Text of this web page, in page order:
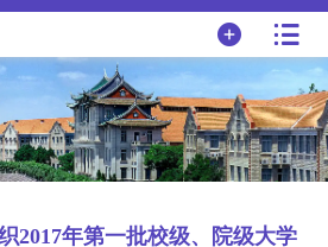
2017年第一批校级、院级大学